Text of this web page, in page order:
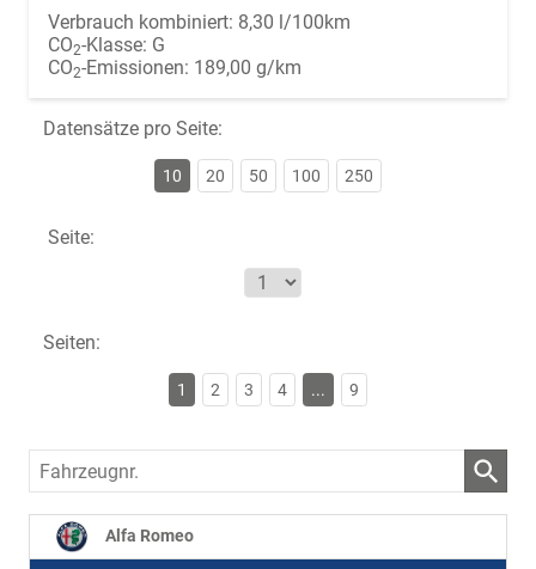
Verbrauch kombiniert: 8,30 l/100km
CO2-Klasse: G
CO2-Emissionen: 189,00 g/km
Datensätze pro Seite:
10 20 50 100 250
Seite:
Seiten:
1 2 3 4 ... 9
Fahrzeugnr.
Alfa Romeo